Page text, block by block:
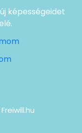
képességeidet